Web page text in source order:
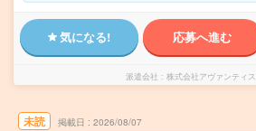
気になる! 応募へ進む
派遣会社 株式会社アヴァンティ
未読 掲載日 2026/08/07